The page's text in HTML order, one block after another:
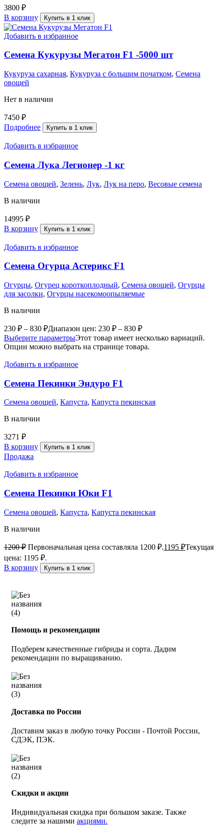
3800 ₽
В корзину
Купить в 1 клик
Добавить в избранное
Семена Кукурузы Мегатон F1 -5000 шт
Кукуруза сахарная, Кукуруза с большим початком, Семена
овощей
Нет в наличии
7450 ₽
Подробнее
Купить в 1 клик
Добавить в избранное
Семена Лука Легионер -1 кг
Семена овощей, Зелень, Лук, Лук на перо, Весовые семена
В наличии
14995 ₽
В корзину
Купить в 1 клик
Добавить в избранное
Семена Огурца Астерикс F1
Огурцы, Огурец короткоплодный, Семена овощей, Огурцы
для засолки, Огурцы насекомоопыляемые
В наличии
230 ₽ – 830 ₽Диапазон цен: 230 ₽ – 830 ₽
Выберите параметрыЭтот товар имеет несколько вариаций.
Опции можно выбрать на странице товара.
Добавить в избранное
Семена Пекинки Эндуро F1
Семена овощей, Капуста, Капуста пекинская
В наличии
3271 ₽
В корзину
Купить в 1 клик
Продажа
Добавить в избранное
Семена Пекинки Юки F1
Семена овощей, Капуста, Капуста пекинская
В наличии
1200₽ Первоначальная цена составляла 1200 ₽.1195 ₽Текущая
цена: 1195 ₽.
В корзину
Купить в 1 клик
Помощь и рекомендации
Подберем качественные гибриды и сорта. Дадим
рекомендации по выращиванию.
Доставка по России
Доставим заказ в любую точку России - Почтой России,
СДЭК, ПЭК.
Скидки и акции
Индивидуальная скидка при большом заказе. Также
следите за нашими акциями.